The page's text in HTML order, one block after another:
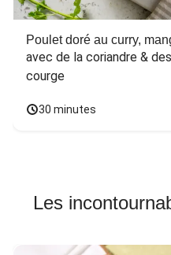
Poulet doré au curry,
avec de la coriandre &
courge
30 minutes
Les